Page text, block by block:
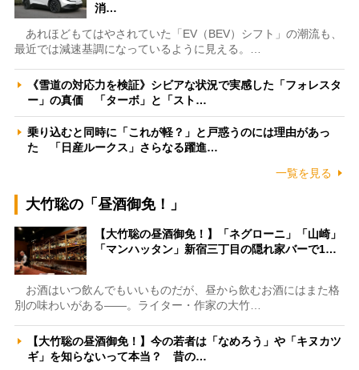
消…
あれほどもてはやされていた「EV（BEV）シフト」の潮流も、
最近では減速基調になっているように見える。…
《雪道の対応力を検証》シビアな状況で実感した「フォレスタ
ー」の真価 「ターボ」と「スト…
乗り込むと同時に「これが軽？」と戸惑うのには理由があっ
た 「日産ルークス」さらなる躍進…
一覧を見る
大竹聡の「昼酒御免！」
【大竹聡の昼酒御免！】「ネグローニ」「山崎」
「マンハッタン」新宿三丁目の隠れ家バーで1…
お酒はいつ飲んでもいいものだが、昼から飲むお酒にはまた格
別の味わいがある――。ライター・作家の大竹…
【大竹聡の昼酒御免！】今の若者は「なめろう」や「キヌカツ
ギ」を知らないって本当？ 昔の…